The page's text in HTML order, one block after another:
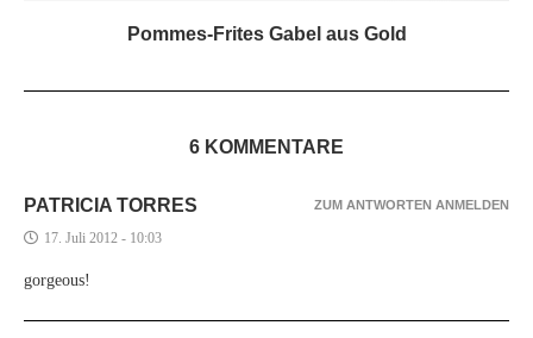
Pommes-Frites Gabel aus Gold
6 KOMMENTARE
PATRICIA TORRES
17. Juli 2012 - 10:03
gorgeous!
ZUM ANTWORTEN ANMELDEN